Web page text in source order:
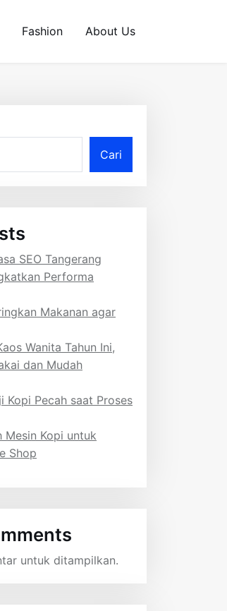
Fashion About Us
Cari
SEO Tangerang
Performa
Makanan agar
Wanita Tahun Ini,
dan Mudah
Kopi Pecah saat Proses
Mesin Kopi untuk
Shop
untuk ditampilkan.